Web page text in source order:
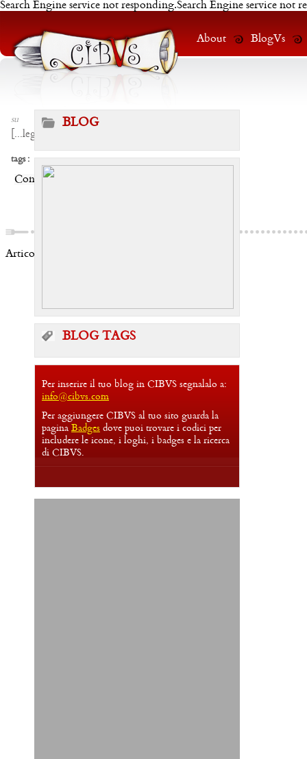
Search Engine service not responding.Search Engine service not
About BlogVs
su
...leggi
tags :
Condividi:
Articoli correlati:
BLOG
BLOG TAGS
Per inserire il tuo blog in CIBVS segnalalo a:
info@cibvs.com
Per aggiungere CIBVS al tuo sito guarda la
pagina Badges dove puoi trovare i codici per
includere le icone, i loghi, i badges e la ricerca
di CIBVS.